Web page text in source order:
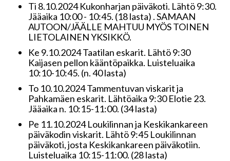
Ti 8.10.2024 Kukonharjan päiväkoti. Lähtö 9:30.
Jääaika 10:00 - 10:45. (18 lasta) . SAMAAN
AUTOON/JÄÄLLE MAHTUU MYÖS TOINEN
LIETOLAINEN YKSIKKÖ.
Ke 9.10.2024 Taatilan eskarit. Lähtö 9:30
Kaijasen pellon kääntöpaikka. Luisteluaika
10:10-10:45. (n. 40 lasta)
To 10.10.2024 Tammentuvan viskarit ja
Pahkamäen eskarit. Lähtöaika 9:30 Elotie 23.
Jääaika n. 10:15-11:00. (34 lasta)
Pe 11.10.2024 Loukilinnan ja Keskikankareen
päiväkodin viskarit. Lähtö 9:45 Loukilinnan
päiväkoti, josta Keskikankareen päiväkotiin.
Luisteluaika 10:15-11:00. (28 lasta)